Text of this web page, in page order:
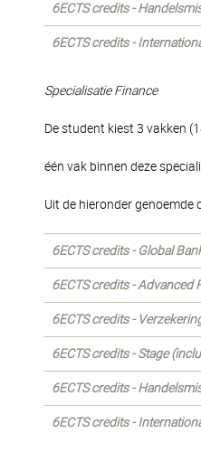
6ECTS credits -
6ECTS credits -
Specialisatie Finance
De student kiest 3 vakken
één vak binnen deze
Uit de hieronder
6ECTS credits - Global
6ECTS credits - Advanced
6ECTS credits -
6ECTS credits - Stage
6ECTS credits -
6ECTS credits -